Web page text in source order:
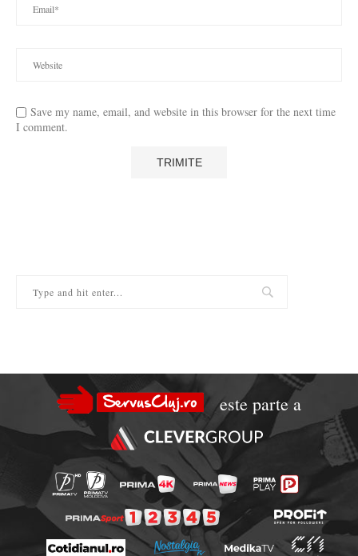
Save my name, email, and website in this browser for the next time
I comment.
este parte a